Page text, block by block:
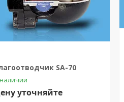
SA-70
уточняйте